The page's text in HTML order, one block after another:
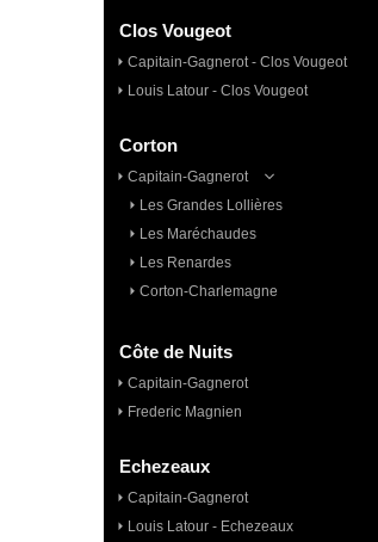
Clos Vougeot
Capitain-Gagnerot - Clos Vougeot
Louis Latour - Clos Vougeot
Corton
Capitain-Gagnerot
Les Grandes Lollières
Les Maréchaudes
Les Renardes
Corton-Charlemagne
Côte de Nuits
Capitain-Gagnerot
Frederic Magnien
Echezeaux
Capitain-Gagnerot
Louis Latour - Echezeaux